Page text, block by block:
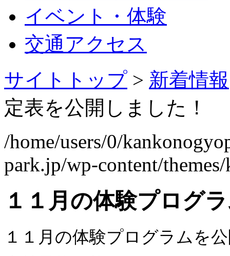
イベント・体験
交通アクセス
サイトトップ > 新着情報
定表を公開しました！
/home/users/0/
park.jp/wp-content/
１１月の体験プログ
１１月の体験プログラムを